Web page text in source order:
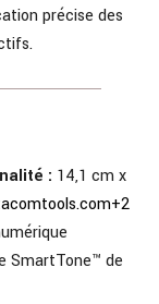
précise des
: 14,1 cm x
+2
SmartTone™ de